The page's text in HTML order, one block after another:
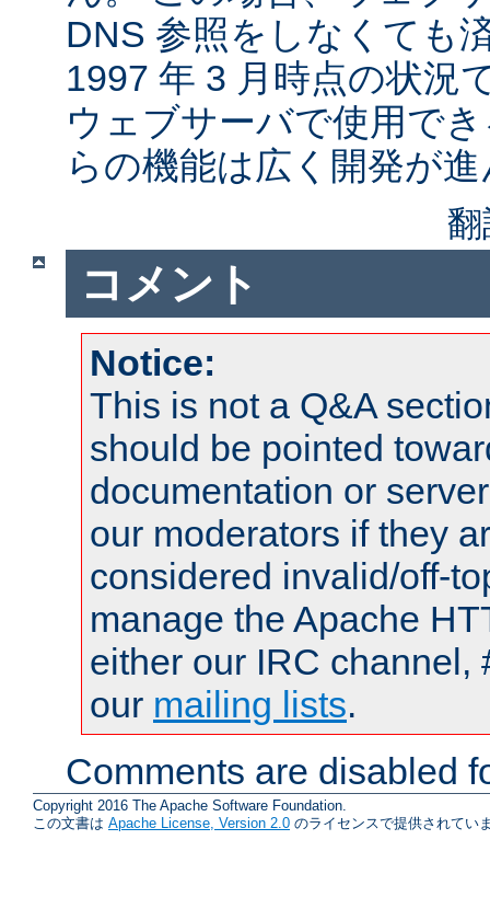
DNS 参照をしなくても
1997 年 3 月時点の状況
ウェブサーバで使用で
らの機能は広く開発が
コメント
Notice:
This is not a Q&A
should be pointed
documentation or
our moderators if they
considered invalid/off-
manage the Apache
either our IRC channel,
our mailing lists.
Comments are disabled
Copyright 2016 The Apache Software Foundation.
この文書は Apache License, Version 2.0 のライセンスで提供されてい